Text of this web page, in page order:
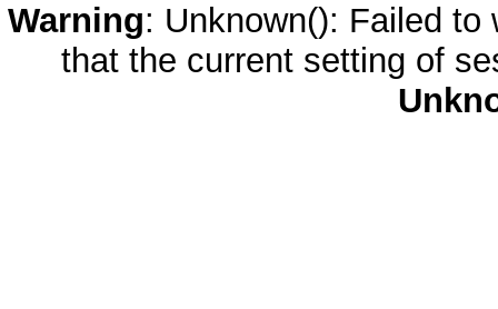
Warning: Unknown(): Failed
that the current setting of